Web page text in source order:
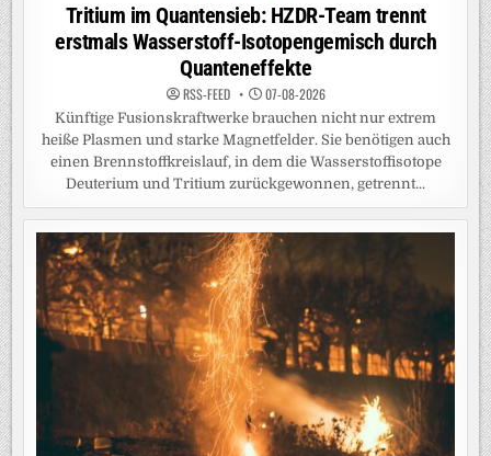
Tritium im Quantensieb: HZDR-Team trennt
erstmals Wasserstoff-Isotopengemisch durch
Quanteneffekte
RSS-FEED 07-08-2026
Künftige Fusionskraftwerke brauchen nicht nur extrem
heiße Plasmen und starke Magnetfelder. Sie benötigen auch
einen Brennstoffkreislauf, in dem die Wasserstoffisotope
Deuterium und Tritium zurückgewonnen, getrennt...